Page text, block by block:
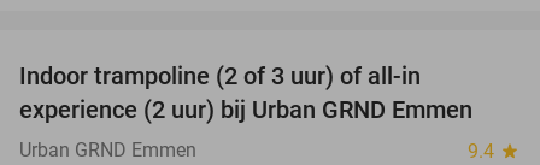
Indoor trampoline (2 of 3 uur) of all-in
experience (2 uur) bij Urban GRND Emmen
Urban GRND Emmen 9.4 star